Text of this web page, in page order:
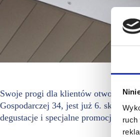
Swoje progi dla klientów otworzy
Gospodarczej 34, jest już 6.
degustacje i specjalne promocje.